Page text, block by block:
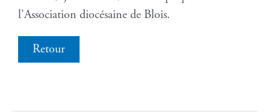
l’Association diocésaine de Blois.
Retour